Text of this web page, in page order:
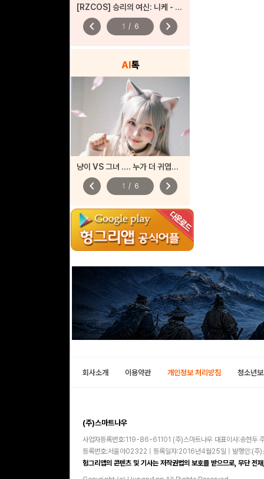
[RZCOS] 승리의 여신: 니케 - 헬름 '샹들리에 라이트' (Model. 나리땽)
chevron_left 1 / 6 chevron_right
AI톡
냥이 VS 그녀 .... 누가 더 귀엽나요?
chevron_left 1 / 6 chevron_right
회사소개 이용약관 개인정보 처리방침 청소년
(주)스마트나우
사업자등록번호:119-86-61101 (주)스마트나우 대표이사:송
등록번호:서울아02322 | 등록일자:2016년4월25일 | 발행인:(주)
헝그리앱의 콘텐츠 및 기사는 저작권법의 보호를 받으므로, 무단 전